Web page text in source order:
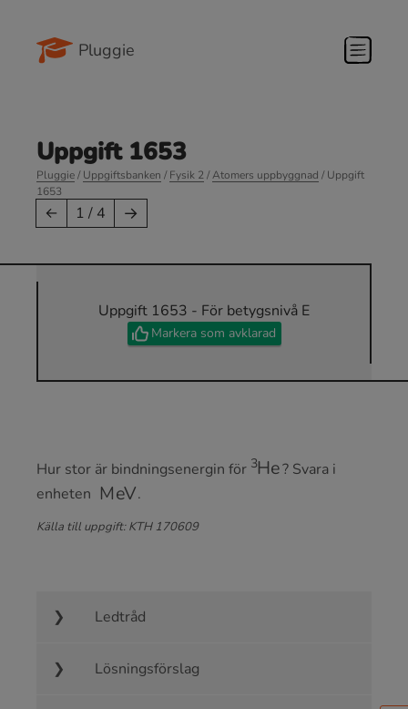
Pluggie
Uppgift 1653
Pluggie/Uppgiftsbanken /Fysik 2/Atomers uppbyggnad / Uppgift
1653
← 1 / 4 →
Uppgift 1653 - För betygsnivå E
Markera som avklarad
Hur stor är bindningsenergin för
3 He
? Svara i
enheten
MeV
.
Källa till uppgift: KTH 170609
Ledtråd
Lösningsförslag